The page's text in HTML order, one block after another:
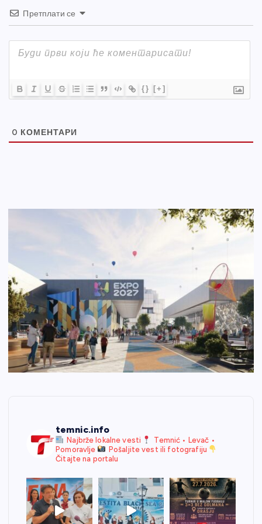
Претплати се
{} [+]
0 КОМЕНТАРИ
temnic.info
Najbrže lokalne vesti
Temnić • Levač •
Pomoravlje
Pošaljite vest ili fotografiju
Čitajte na portalu